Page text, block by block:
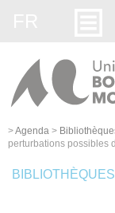
>Agenda >
perturbations possibles
BIBLIOTHÈQUES